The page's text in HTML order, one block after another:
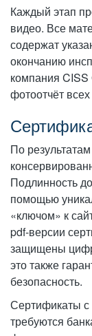
Каждый этап
видео. Все
содержат
окончанию
компания
фотоотчёт
По
Подлинность
помощью
«ключом» к
pdf-версии
защищены
это также
безопасность.
Сертификаты
требуются